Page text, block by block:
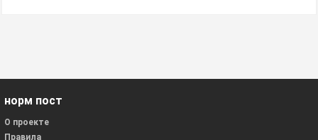
норм пост
О проекте
Правила